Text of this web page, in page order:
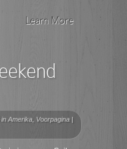
Learn More
in Amerika Voorpagina |